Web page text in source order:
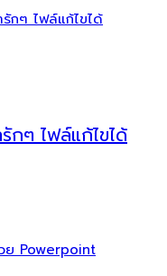
กๆ ไฟล์แก้ไขได้